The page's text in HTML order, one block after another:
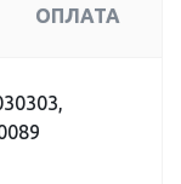
ОПЛАТА